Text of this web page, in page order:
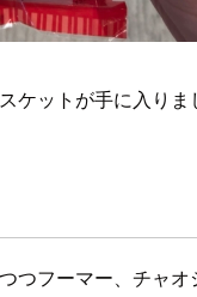
ケットが手に入りま
つフーマー、チャ